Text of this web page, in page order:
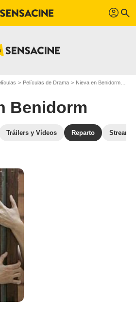
profil search
Películas de Drama Nieva en Benidorm
Benidorm
Tráilers y Vídeos Reparto